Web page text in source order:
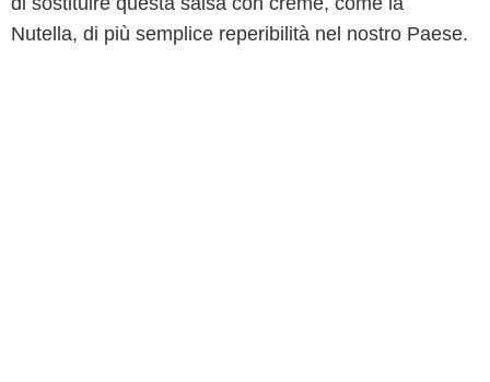
Nutella, di più semplice reperibilità nel nostro Paese.